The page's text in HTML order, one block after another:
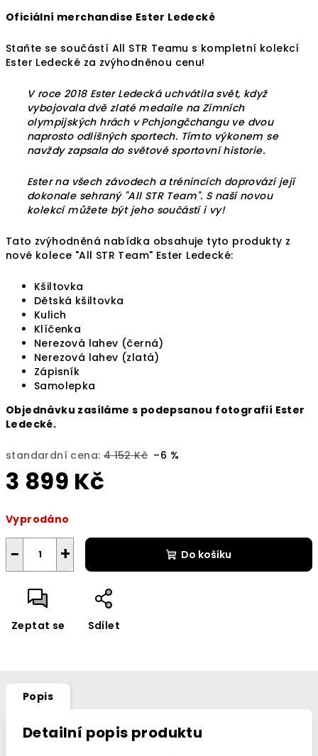
Oficiální merchandise Ester Ledecké
Staňte se součástí All STR Teamu s kompletní kolekcí
Ester Ledecké za zvýhodněnou cenu!
V roce 2018 Ester Ledecká uchvátila svět, když
vybojovala dvě zlaté medaile na Zimních
olympijských hrách v Pchjongčchangu ve dvou
naprosto odlišných sportech. Tímto výkonem se
navždy zapsala do světové sportovní historie.
Ester na všech závodech a trénincích doprovází její
dokonale sehraný "All STR Team". S naší novou
kolekcí můžete být jeho součástí i vy!
Tato zvýhodněná nabídka obsahuje tyto produkty z
nové kolece "All STR Team" Ester Ledecké:
Kšiltovka
Dětská kšiltovka
Kulich
Klíčenka
Nerezová lahev (černá)
Nerezová lahev (zlatá)
Zápisník
Samolepka
Objednávku zasíláme s podepsanou fotografií Ester
Ledecké.
standardní cena: 4 152 Kč –6 %
3 899 Kč
cena:
Vyprodáno
+
− Do košíku
Zeptat se Sdílet
Popis
Detailní popis produktu